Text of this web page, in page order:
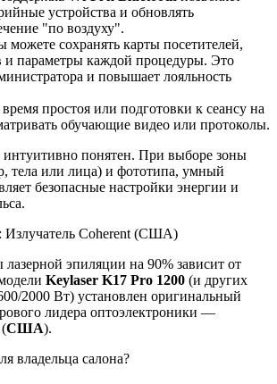
устройства и обновлять
"по воздуху".
можете сохранять карты посетителей,
и параметры каждой процедуры. Это
и повышает лояльность
простоя или подготовки к сеансу на
обучающие видео или протоколы.
понятен. При выборе зоны
тела или лица) и фототипа, умный
безопасные настройки энергии и
Излучатель Coherent (США)
эпиляции на 90% зависит от
Keylaser K17 Pro 1200 (и других
2000 Вт) установлен оригинальный
лидера оптоэлектроники —
(США).
владельца салона?